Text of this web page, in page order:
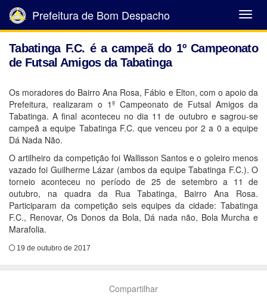
Abrir
Menu
Prefeitura de Bom Despacho
Tabatinga F.C. é a campeã do 1º Campeonato
de Futsal Amigos da Tabatinga
Os moradores do Bairro Ana Rosa, Fábio e Elton, com o apoio da
Prefeitura, realizaram o 1º Campeonato de Futsal Amigos da
Tabatinga. A final aconteceu no dia 11 de outubro e sagrou-se
campeã a equipe Tabatinga F.C. que venceu por 2 a 0 a equipe
Dá Nada Não.
O artilheiro da competição foi Wallisson Santos e o goleiro menos
vazado foi Guilherme Lázar (ambos da equipe Tabatinga F.C.). O
torneio aconteceu no período de 25 de setembro a 11 de
outubro, na quadra da Rua Tabatinga, Bairro Ana Rosa.
Participaram da competição seis equipes da cidade: Tabatinga
F.C., Renovar, Os Donos da Bola, Dá nada não, Bola Murcha e
Marafolia.
19 de outubro de 2017
Compartilhar